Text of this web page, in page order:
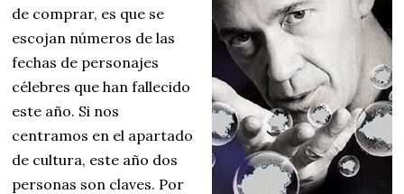
de comprar, es que se
escojan números de las
fechas de personajes
célebres que han fallecido
este año. Si nos
centramos en el apartado
de cultura, este año dos
personas son claves. Por